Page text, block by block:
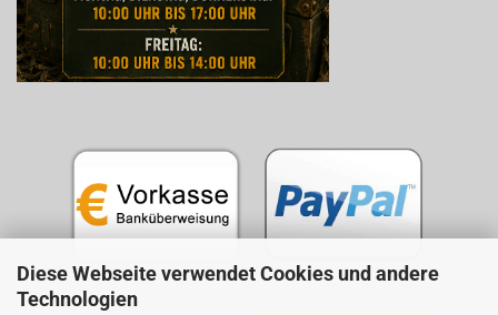
Diese Webseite verwendet Cookies und andere
Technologien